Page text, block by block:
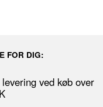
FOR DIG:
ved køb over